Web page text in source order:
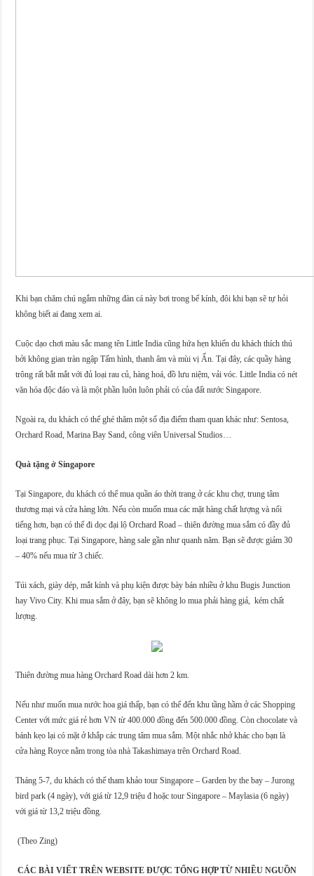
Khi bạn chăm chú ngắm những đàn cá này bơi trong bể kính, đôi khi bạn sẽ tự hỏi
không biết ai đang xem ai.
Cuộc dạo chơi màu sắc mang tên Little India cũng hứa hẹn khiến du khách thích thú
bởi không gian tràn ngập Tấm hình, thanh âm và mùi vị Ấn. Tại đây, các quầy hàng
trông rất bắt mắt với đủ loại rau củ, hàng hoá, đồ lưu niệm, vải vóc. Little India có nét
văn hóa độc đáo và là một phần luôn luôn phải có của đất nước Singapore.
Ngoài ra, du khách có thể ghé thăm một số địa điểm tham quan khác như: Sentosa,
Orchard Road, Marina Bay Sand, công viên Universal Studios…
Quà tặng ở Singapore
Tại Singapore, du khách có thể mua quần áo thời trang ở các khu chợ, trung tâm
thương mại và cửa hàng lớn. Nếu còn muốn mua các mặt hàng chất lượng và nổi
tiếng hơn, bạn có thể đi dọc đại lộ Orchard Road – thiên đường mua sắm có đầy đủ
loại trang phục. Tại Singapore, hàng sale gần như quanh năm. Bạn sẽ được giảm 30
– 40% nếu mua từ 3 chiếc.
Túi xách, giày dép, mắt kính và phụ kiện được bày bán nhiều ở khu Bugis Junction
hay Vivo City. Khi mua sắm ở đây, bạn sẽ không lo mua phải hàng giả, kém chất
lượng.
Thiên đường mua hàng Orchard Road dài hơn 2 km.
Nếu như muốn mua nước hoa giá thấp, bạn có thể đến khu tầng hầm ở các Shopping
Center với mức giá rẻ hơn VN từ 400.000 đồng đến 500.000 đồng. Còn chocolate và
bánh kẹo lại có mặt ở khắp các trung tâm mua sắm. Một nhắc nhở khác cho bạn là
cửa hàng Royce nằm trong tòa nhà Takashimaya trên Orchard Road.
Tháng 5-7, du khách có thể tham khảo tour Singapore – Garden by the bay – Jurong
bird park (4 ngày), với giá từ 12,9 triệu đ hoặc tour Singapore – Maylasia (6 ngày)
với giá từ 13,2 triệu đồng.
(Theo Zing)
CÁC BÀI VIẾT TRÊN WEBSITE ĐƯỢC TỔNG HỢP TỪ NHIỀU NGUỒN